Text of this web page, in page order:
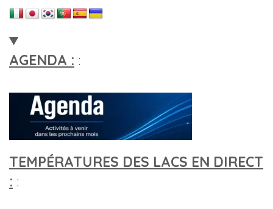
AGENDA : :
TEMPÉRATURES DES LACS EN DIRECT
: :